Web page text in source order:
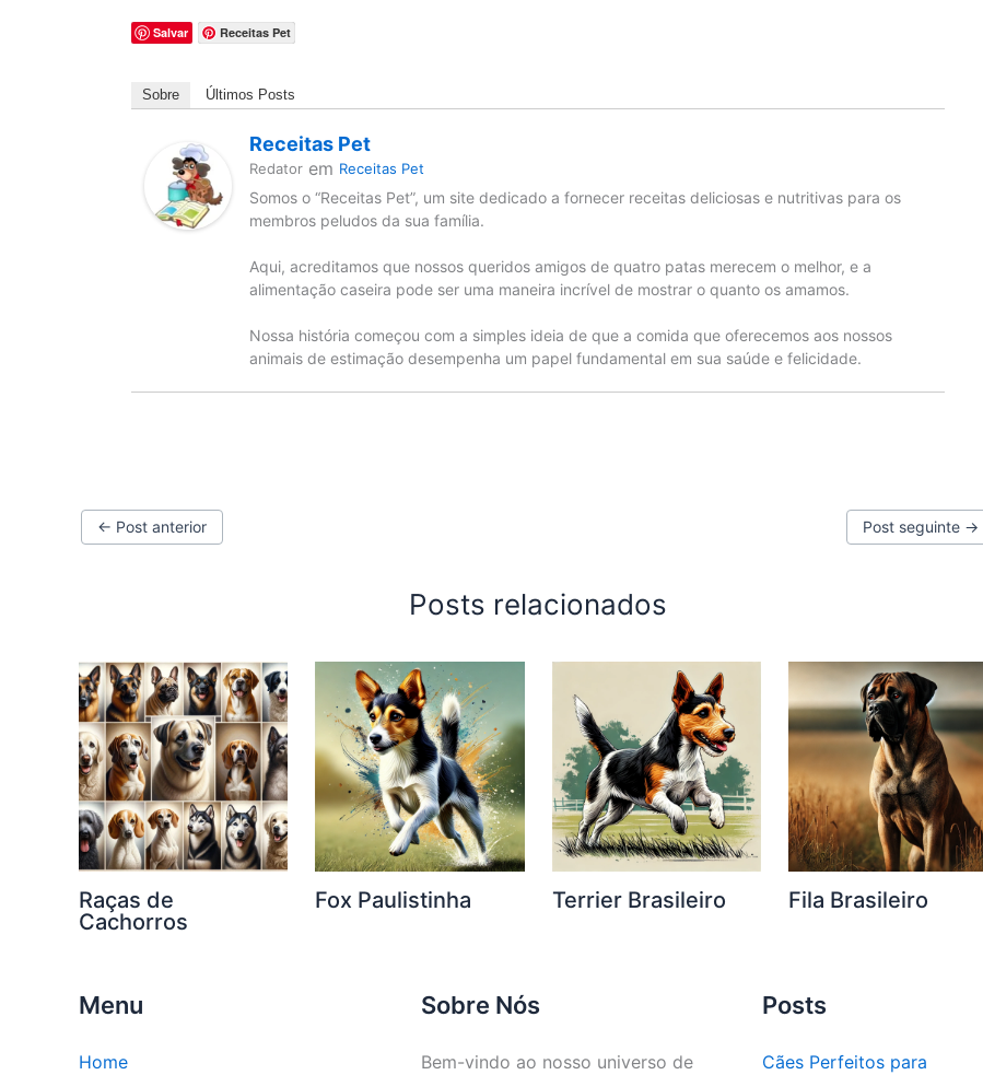
Salvar Receitas Pet
Sobre Últimos Posts
Receitas Pet
Redator em Receitas Pet
Somos o “Receitas Pet”, um site dedicado a fornecer receitas deliciosas e nutritivas para os
membros peludos da sua família.
Aqui, acreditamos que nossos queridos amigos de quatro patas merecem o melhor, e a
alimentação caseira pode ser uma maneira incrível de mostrar o quanto os amamos.
Nossa história começou com a simples ideia de que a comida que oferecemos aos nossos
animais de estimação desempenha um papel fundamental em sua saúde e felicidade.
← Post anterior Post seguinte →
Posts relacionados
Raças de
Cachorros
Fox Paulistinha Terrier Brasileiro Fila Brasileiro
Menu
Home
Sobre Nós
Bem-vindo ao nosso universo de
Posts
Cães Perfeitos para